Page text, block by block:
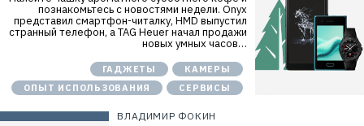
познакомьтесь с новостями недели. Onyx
представил смартфон-читалку, HMD выпустил
странный телефон, а TAG Heuer начал продажи
новых умных часов…
ГАДЖЕТЫ
КАМЕРЫ
ОПЫТ ИСПОЛЬЗОВАНИЯ
СЕРВИСЫ
ВЛАДИМИР ФОКИН